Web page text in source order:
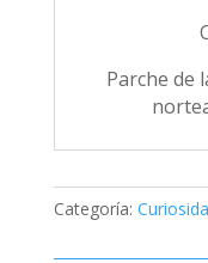
Parche de
Categoría: